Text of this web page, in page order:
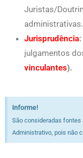
Juristas/
administrativas.
Jurisprudência:
julgamentos
vinculantes).
Informe!
São consideradas
Administrativo, pois não